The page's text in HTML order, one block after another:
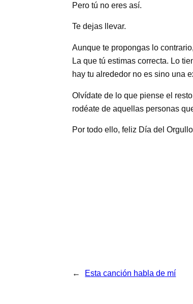
Pero tú no eres así.
Te dejas llevar.
Aunque te propongas lo
La que tú estimas correcta. Lo
hay tu alrededor no es sino una
Olvídate de lo que piense el
rodéate de aquellas personas
Por todo ello, feliz Día del
← Esta canción habla de mí